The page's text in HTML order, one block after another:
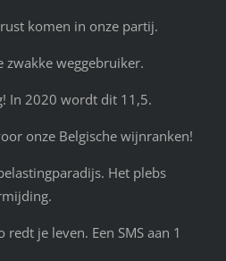
komen in onze partij.
weggebruiker.
In 2020 wordt dit 11,5.
onze Belgische wijnranken!
Het plebs
je leven. Een SMS aan 1